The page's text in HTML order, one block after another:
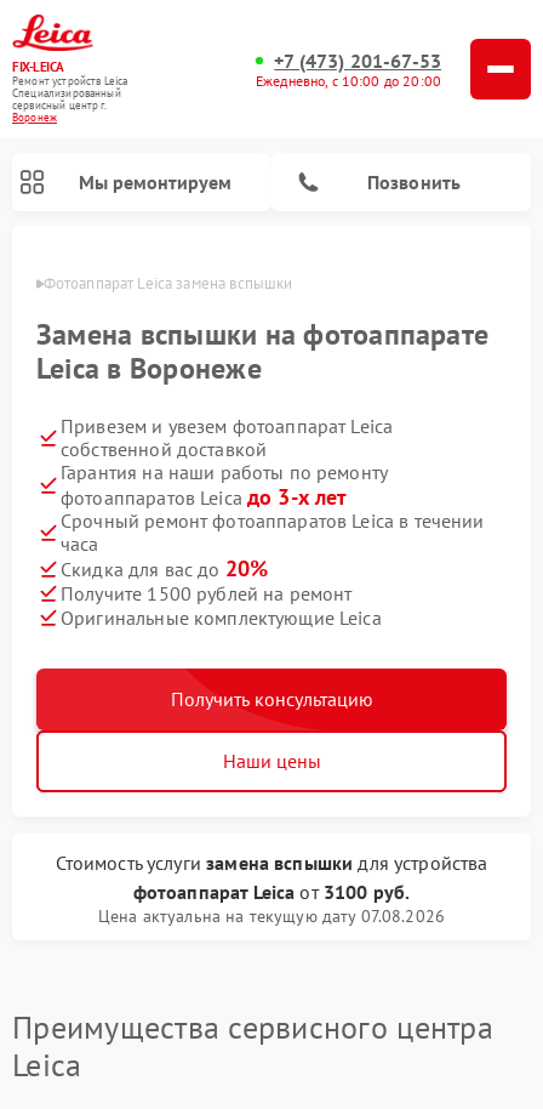
FIX-LEICA
Ремонт устройств Leica
Специализированный
cервисный центр г.
Воронеж
+7 (473) 201-67-53
Ежедневно, с 10:00 до 20:00
Мы ремонтируем Позвонить
Фотоаппарат Leica замена вспышки
Замена вспышки на фотоаппарате
Leica в Воронеже
Привезем и увезем фотоаппарат Leica
собственной доставкой
Гарантия на наши работы по ремонту
фотоаппаратов Leicaдо 3-х лет
Срочный ремонт фотоаппаратов Leica в течении
часа
Скидка для вас до 20%
Получите 1500 рублей на ремонт
Оригинальные комплектующие Leica
Получить консультацию
Наши цены
Стоимость услугизамена вспышки для устройства
фотоаппарат Leica от 3100 руб.
Цена актуальна на текущую дату 07.08.2026
Преимущества сервисного центра
Leica